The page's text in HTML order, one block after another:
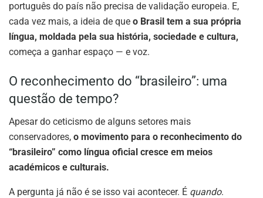
português do país não precisa de validação europeia. E,
cada vez mais, a ideia de que o Brasil tem a sua própria
língua, moldada pela sua história, sociedade e cultura,
começa a ganhar espaço — e voz.
O reconhecimento do “brasileiro”: uma
questão de tempo?
Apesar do ceticismo de alguns setores mais
conservadores, o movimento para o reconhecimento do
“brasileiro” como língua oficial cresce em meios
académicos e culturais.
A pergunta já não é se isso vai acontecer. É quando.